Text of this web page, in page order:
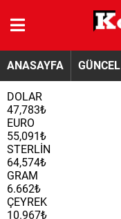
ANASAYFA GÜNCEL
DOLAR
47,783₺
EURO
55,091₺
STERLİN
64,574₺
GRAM
6.662₺
ÇEYREK
10.967₺